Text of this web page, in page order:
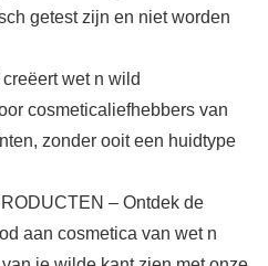
getest zijn en niet worden
wet n wild
cosmeticaliefhebbers van
zonder ooit een huidtype
– Ontdek de
aan cosmetica van wet n